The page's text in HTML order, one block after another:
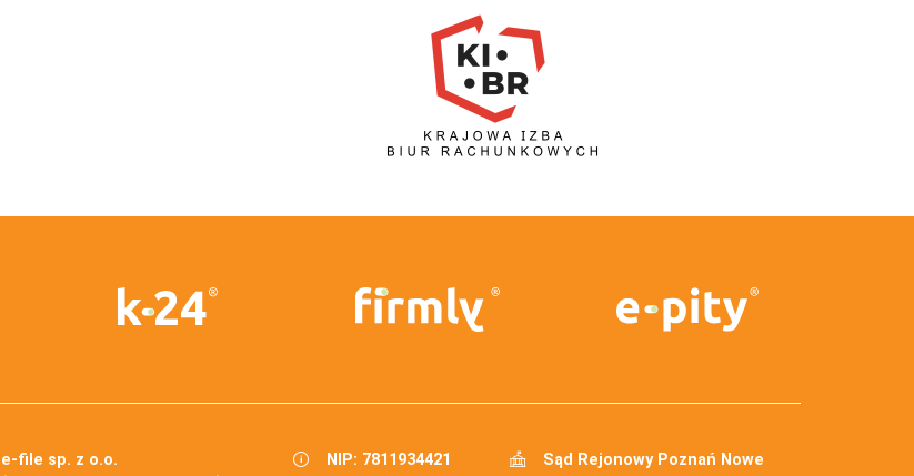
e-file sp. z o.o.
NIP: 7811934421
Sąd Rejonowy Poznań Nowe